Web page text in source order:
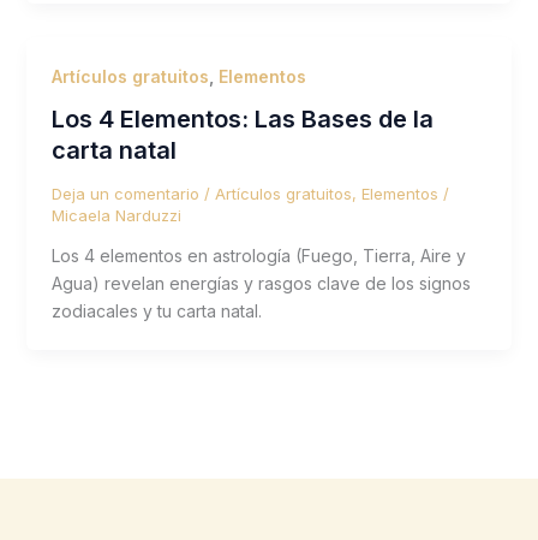
Artículos gratuitos Elementos
Los 4 Elementos: Las Bases de la
carta natal
Deja un comentario / Artículos gratuitos, Elementos /
Micaela Narduzzi
Los 4 elementos en astrología (Fuego, Tierra, Aire y
Agua) revelan energías y rasgos clave de los signos
zodiacales y tu carta natal.